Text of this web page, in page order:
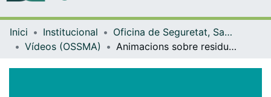
Navega per tot el DD
Inici Institucional
Oficina de Seguretat, Salut i Medi Ambient (OSSMA)
Vídeos (OSSMA)
Animacions sobre residus per a pantalles (mupis) en la campanya KeFaXoKi_UB: Infusió, bossa de patates i caixa de cartró. [vídeo]